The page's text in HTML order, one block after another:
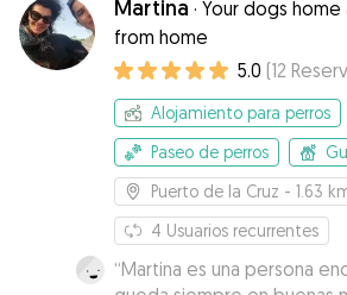
perrita con ella. Muchas
Martina · Your dogs home
from home
5.0 (12
Alojamiento para perros
Paseo de perros
Puerto de la Cruz - 1.63
4 Usuarios recurrentes
“Martina es una persona